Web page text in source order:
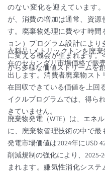
のない変化を迎えています
が、消費の増加は通常、資源
す。廃棄物処理に費やす時間
ョン）プログラム設計によ
に変える機会が生まれます
から多様な価値ストリームを
衣料品1メトリックトンを廃
在のセカンダリ市場価格で販
出します。消費者廃棄物ス
在回収できている価値を上回
イクルプログラムでは、得ら
きていません。
廃棄物発電（WTE）は、エネ
に、廃棄物管理技術の中で
発電市場価値は2024年にUSD
削減規制の強化により、2025-
まれます。嫌気性消化システ